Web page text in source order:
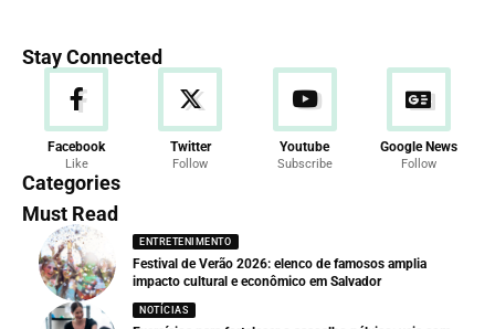
Stay Connected
Facebook
Like
Twitter
Follow
Youtube
Subscribe
Google News
Follow
Categories
Must Read
ENTRETENIMENTO
Festival de Verão 2026: elenco de famosos amplia
impacto cultural e econômico em Salvador
NOTÍCIAS